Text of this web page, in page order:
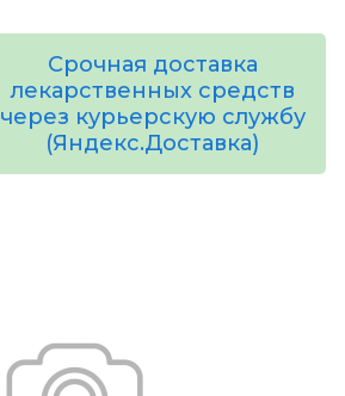
Срочная доставка
лекарственных средств
через курьерскую службу
(Яндекс.Доставка)